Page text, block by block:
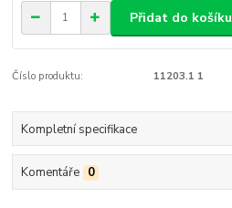
Přidat do košíku
Číslo produktu: 11203.1 1
Kompletní specifikace
Komentáře 0